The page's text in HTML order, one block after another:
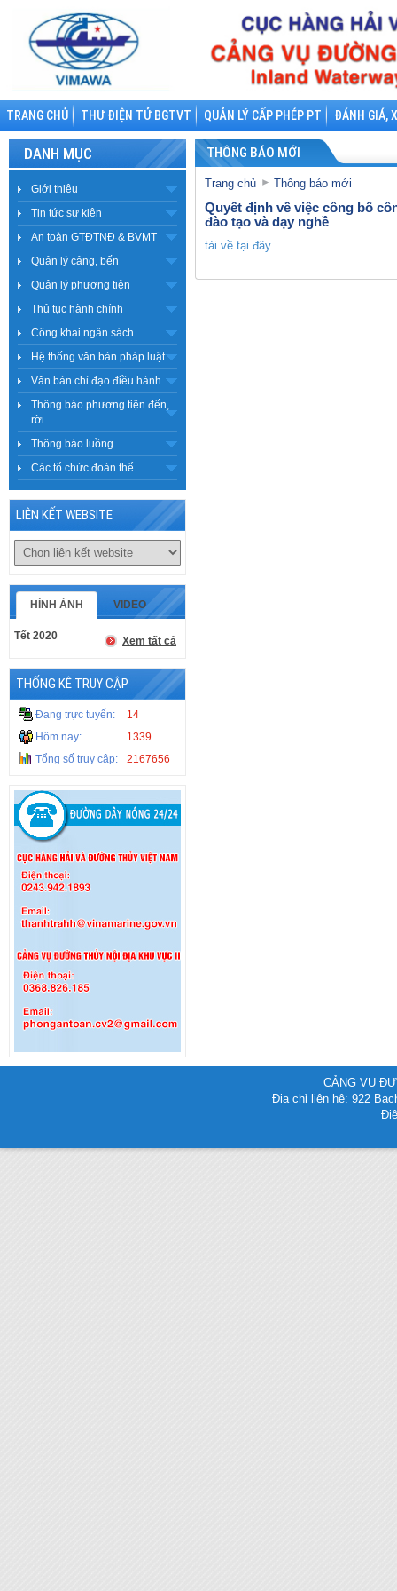
TRANG CHỦ THƯ ĐIỆN TỬ BGTVT QUẢN LÝ CẤP PHÉP PT ĐÁNH GIÁ,
DANH MỤC
Giới thiệu
Tin tức sự kiện
An toàn GTĐTNĐ & BVMT
Quản lý cảng, bến
Quản lý phương tiện
Thủ tục hành chính
Công khai ngân sách
Hệ thống văn bản pháp luật
Văn bản chỉ đạo điều hành
Thông báo phương tiện đến,
rời
Thông báo luồng
Các tổ chức đoàn thể
LIÊN KẾT WEBSITE
HÌNH ẢNH VIDEO
Tết 2020 Xem tất cả
THỐNG KÊ TRUY CẬP
Đang trực tuyến:
14
Hôm nay:
1339
Tổng số truy cập:
2167656
THÔNG BÁO MỚI
Trang chủ Thông báo mới
Quyết định về việc công bố
đào tạo và dạy nghề
tải về tại đây
CẢNG VỤ
Địa chỉ liên hệ: 922